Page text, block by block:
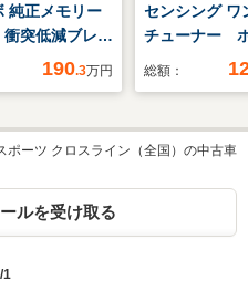
純正メモリー
突低減ブレー
カメラ 両側
ト シートヒー
正15インチ
190.3万円
センシング ワ
チューナー
ンシング ク
年間走行無制
総額：
ポーツ クロスライン（全国）の中古車
ルを受け取る
/1